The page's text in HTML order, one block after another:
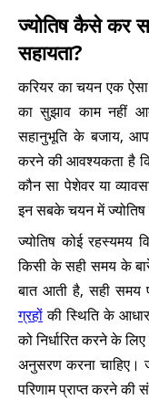
ज्योतिष कैसे कर
सहायता?
करियर का चयन एक ऐसा
का सुझाव काम नहीं
सहानुभूति के बजाय,
करने की आवश्यकता है
कौन सा पेशेवर या
इन सबके चयन में ज्योतिष
ज्योतिष कोई रहस्यमय
किसी के सही समय के
बात आती है, सही समय
ग्रहोंकी स्थिति के
को निर्धारित करने के
अनुसरण करना चाहिए।
परिणाम प्राप्त करने की